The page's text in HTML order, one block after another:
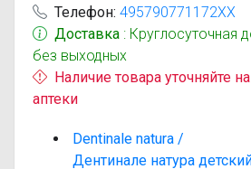
Телефон: 495790771172XX
Доставка : Круглосуточная
без выходных
Наличие товара уточняйте
аптеки
Dentinale natura /
Дентинале натура